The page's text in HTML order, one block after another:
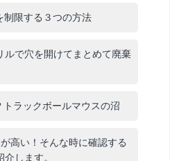
制限する３つの方法
ルで穴を開けてまとめて廃棄
ラックボールマウスの沼
高い！そんな時に確認する
します。